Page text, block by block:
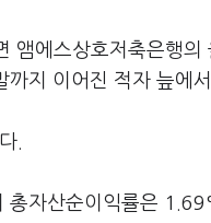
앰에스상호저축은행
지 이어진 적자 늪에
.
총자산순이익률은